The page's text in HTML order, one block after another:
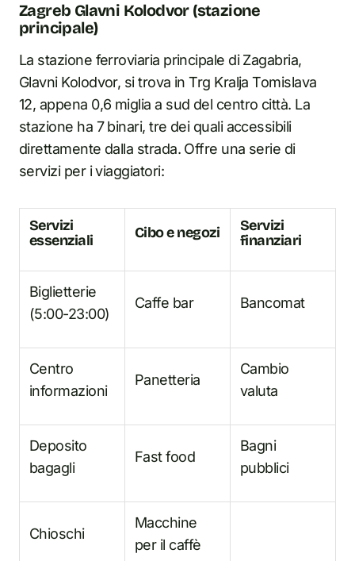
Zagreb Glavni Kolodvor (stazione
principale)
La stazione ferroviaria principale di Zagabria,
Glavni Kolodvor, si trova in Trg Kralja Tomislava
12, appena 0,6 miglia a sud del centro città. La
stazione ha 7 binari, tre dei quali accessibili
direttamente dalla strada. Offre una serie di
servizi per i viaggiatori:
Servizi
essenziali
Cibo e negozi
Servizi
finanziari
Biglietterie
(5:00-23:00)
Caffe bar Bancomat
Centro
informazioni
Panetteria
Cambio
valuta
Deposito
bagagli
Fast food
Bagni
pubblici
Chioschi
Macchine
per il caffè